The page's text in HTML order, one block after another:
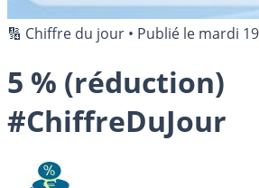
🔢 Chiffre du jour • Publié le mardi
5 % (réduction)
#ChiffreDuJour